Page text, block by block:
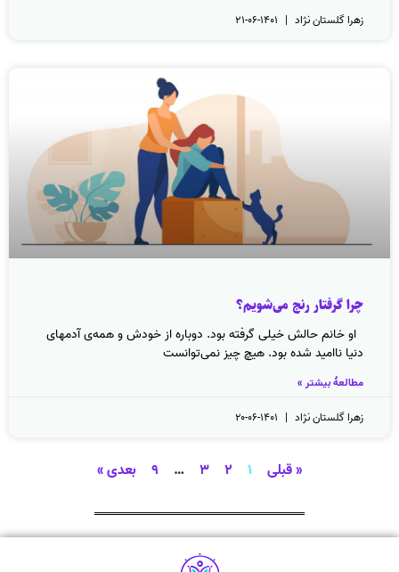
زهرا گلستان نژاد
چرا گرفتار رنج می‌شویم؟
او خانم حالش خیلی گرفته بود. دوباره از خودش و همه‌ی آدمهای
دنیا ناامید شده بود. هیچ چیز نمی‌توانست
مطالعهٔ بیشتر »
زهرا گلستان نژاد
« قبلی ۱ ۲ ۳ … ۹ بعدی »